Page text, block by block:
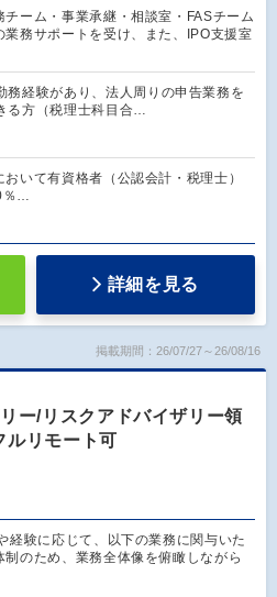
ーム・事業承継・相談室・FASチーム
業務サポートを受け、また、IPO支援室
務経験があり、法人周りの申告業務を
る方（税理士科目合…
いて有資格者（公認会計・税理士）
％…
詳細を見る
掲載期間：26/07/27～26/08/16
ー/リスクアドバイザリー領
ルリモート可
経験に応じて、以下の業務に関与いた
のため、業務全体像を俯瞰しながら